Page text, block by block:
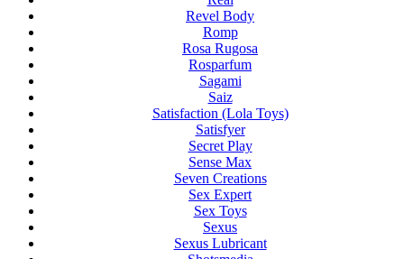
Revel Body
Romp
Rosa Rugosa
Rosparfum
Sagami
Saiz
Satisfaction (Lola Toys)
Satisfyer
Secret Play
Sense Max
Seven Creations
Sex Expert
Sex Toys
Sexus
Sexus Lubricant